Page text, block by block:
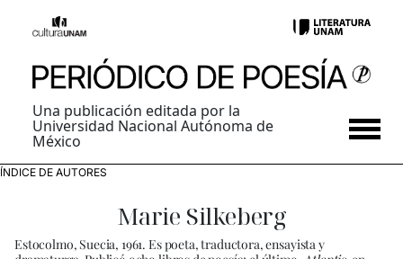
Una publicación editada por la
Universidad Nacional Autónoma de
México
ÍNDICE DE AUTORES
Marie Silkeberg
Estocolmo, Suecia, 1961. Es poeta, traductora, ensayista y